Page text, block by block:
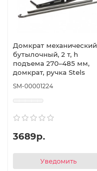
Домкрат механический
бутылочный, 2 т, h
подъема 270–485 мм,
домкрат, ручка Stels
SM-00001224
3689р.
Уведомить